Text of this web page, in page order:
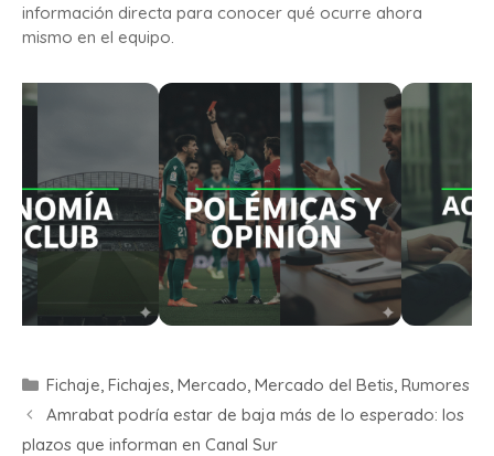
información directa para conocer qué ocurre ahora
mismo en el equipo.
Fichaje Fichajes Mercado Mercado del Betis Rumores
Amrabat podría estar de baja más de lo esperado: los
plazos que informan en Canal Sur